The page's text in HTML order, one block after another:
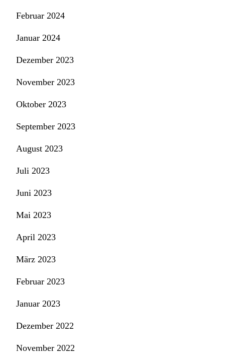
Februar 2024
Januar 2024
Dezember 2023
November 2023
Oktober 2023
September 2023
August 2023
Juli 2023
Juni 2023
Mai 2023
April 2023
März 2023
Februar 2023
Januar 2023
Dezember 2022
November 2022